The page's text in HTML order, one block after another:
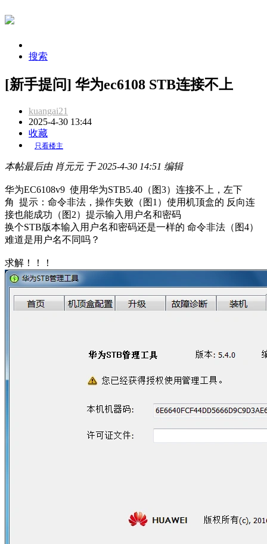
搜索
[新手提问] 华为ec6108 STB连接不上
kuangai21
2025-4-30 13:44
收藏
只看楼主
本帖最后由 肖元元 于 2025-4-30 14:51 编辑
华为EC6108v9 使用华为STB5.40（图3）连接不上，左下
角 提示：命令非法，操作失败（图1）使用机顶盒的 反向连
接也能成功（图2）提示输入用户名和密码
换个STB版本输入用户名和密码还是一样的 命令非法（图4）
难道是用户名不同吗？
求解！！！